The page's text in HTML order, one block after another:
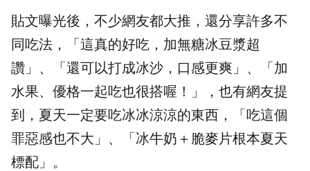
貼文曝光後，不少網友都大推，還分享許多不
同吃法，「這真的好吃，加無糖冰豆漿超
讚」、「還可以打成冰沙，口感更爽」、「加
水果、優格一起吃也很搭喔！」，也有網友提
到，夏天一定要吃冰冰涼涼的東西，「吃這個
罪惡感也不大」、「冰牛奶＋脆麥片根本夏天
標配」。